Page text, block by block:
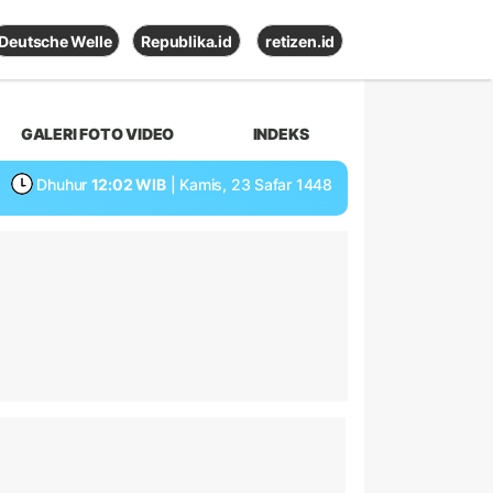
Deutsche Welle Republika.id retizen.id
GALERI FOTO VIDEO INDEKS
Dhuhur 12:02 WIB | Kamis, 23 Safar 1448